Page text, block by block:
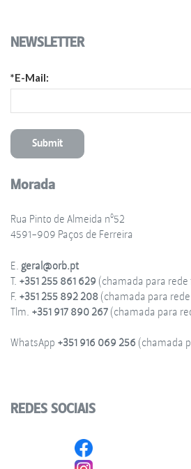
NEWSLETTER
*E-Mail:
Morada
Rua Pinto de Almeida nº52
4591-909 Paços de Ferreira
E. geral@orb.pt
T. +351 255 861 629 (chamada para
F. +351 255 892 208(chamada para
Tlm. +351 917 890 267(chamada para
WhatsApp +351 916 069 256 (chamada
REDES SOCIAIS